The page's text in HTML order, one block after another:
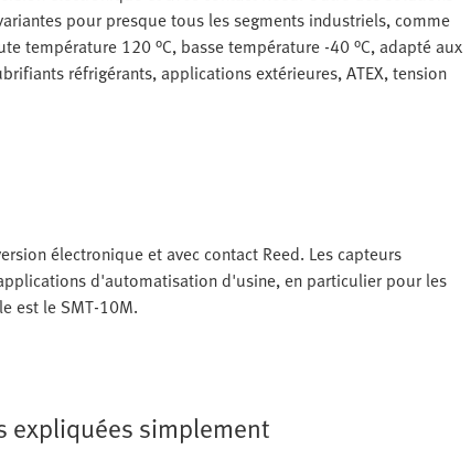
pour presque tous les segments industriels, comme
température 120 °C, basse température -40 °C, adapté aux
réfrigérants, applications extérieures, ATEX, tension
électronique et avec contact Reed. Les capteurs
d'automatisation d'usine, en particulier pour les
est le SMT-10M.
expliquées simplement